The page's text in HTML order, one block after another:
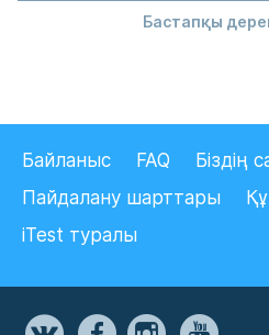
Бастапқы
Байланыс FAQ
Біздің
Пайдалану шарттары
iTest туралы